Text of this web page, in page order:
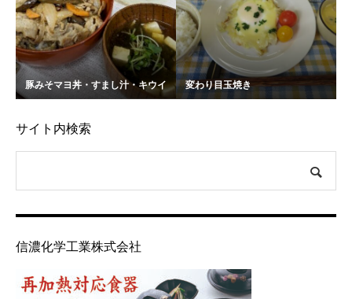
豚みそマヨ丼・すまし汁・キウイ 変わり目玉焼き
サイト内検索
信濃化学工業株式会社